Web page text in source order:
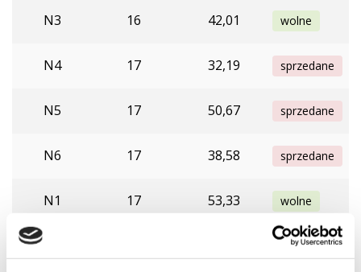
N3 16 42,01 wolne
N4 17 32,19 sprzedane
N5 17 50,67 sprzedane
N6 17 38,58 sprzedane
N1 17 53,33 wolne
sprzedane